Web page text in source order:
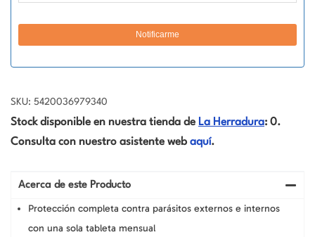
SKU: 5420036979340
Stock disponible en nuestra tienda de La Herradura: 0.
Consulta con nuestro asistente web aquí.
Acerca de este Producto
Protección completa contra parásitos externos e internos
con una sola tableta mensual